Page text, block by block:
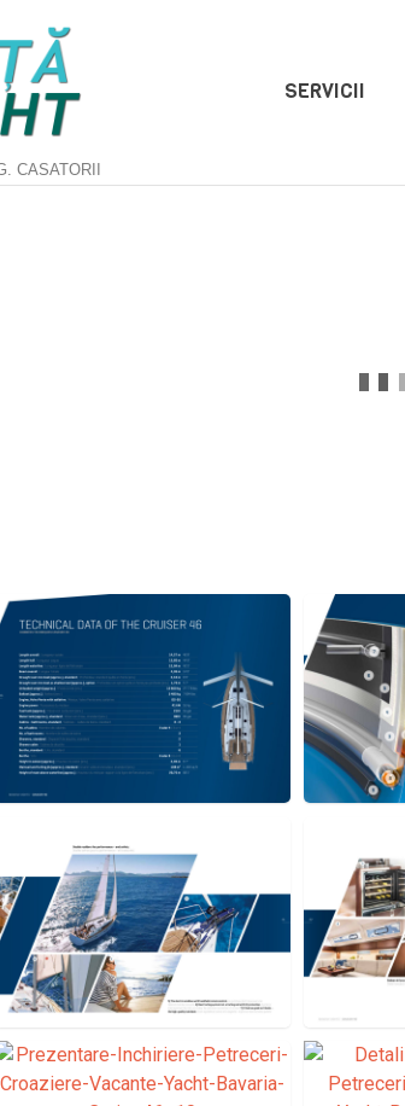
CASATORII
SERVICII